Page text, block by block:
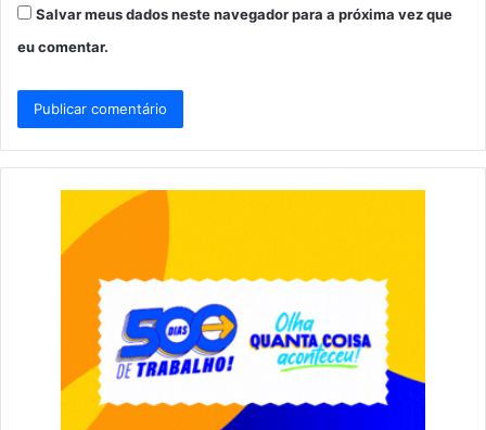
Salvar meus dados neste navegador para a próxima vez que
eu comentar.